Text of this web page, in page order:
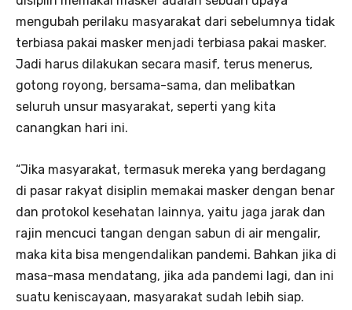
mengubah perilaku masyarakat dari sebelumnya tidak
terbiasa pakai masker menjadi terbiasa pakai masker.
Jadi harus dilakukan secara masif, terus menerus,
gotong royong, bersama-sama, dan melibatkan
seluruh unsur masyarakat, seperti yang kita
canangkan hari ini.
“Jika masyarakat, termasuk mereka yang berdagang
di pasar rakyat disiplin memakai masker dengan benar
dan protokol kesehatan lainnya, yaitu jaga jarak dan
rajin mencuci tangan dengan sabun di air mengalir,
maka kita bisa mengendalikan pandemi. Bahkan jika di
masa-masa mendatang, jika ada pandemi lagi, dan ini
suatu keniscayaan, masyarakat sudah lebih siap.